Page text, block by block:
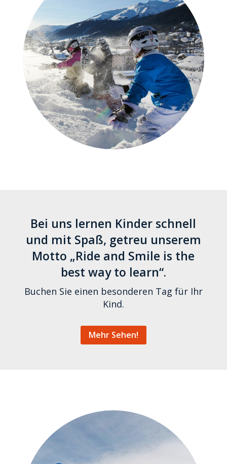
Bei uns lernen Kinder schnell
und mit Spaß, getreu unserem
Motto „Ride and Smile is the
best way to learn“.
Buchen Sie einen besonderen Tag für Ihr
Kind.
Mehr Sehen!